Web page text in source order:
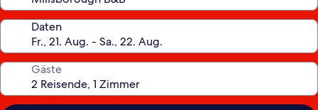
Daten
Gäste